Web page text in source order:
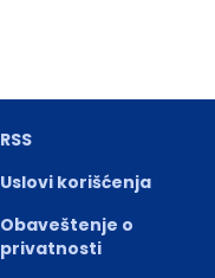
RSS
Uslovi korišćenja
Obaveštenje o
privatnosti